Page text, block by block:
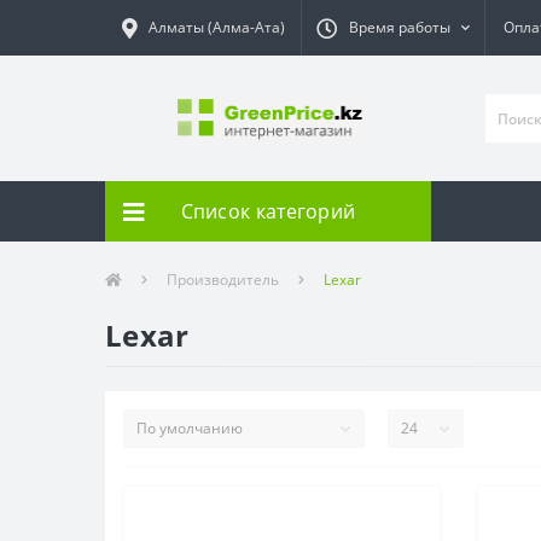
Алматы (Алма-Ата) Время работы
Список категорий
Производитель Lexar
Lexar